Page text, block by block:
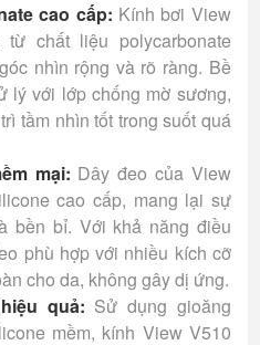
cao cấp: Kính bơi View
chất liệu polycarbonate
nhìn rộng và rõ ràng. Bề
lý với lớp chống mờ sương,
tầm nhìn tốt trong suốt quá
mại: Dây đeo của View
cao cấp, mang lại sự
bền bỉ. Với khả năng điều
phù hợp với nhiều kích cỡ
cho da, không gây dị ứng.
quả: Sử dụng gioăng
mềm, kính View V510